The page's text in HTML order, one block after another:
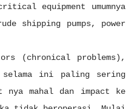
equipment umumnya
shipping pumps, power
(chronical problems),
selama ini paling sering
nya mahal dan impact ke